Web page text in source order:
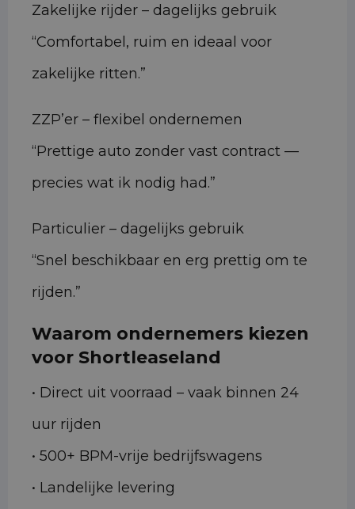
Zakelijke rijder – dagelijks gebruik
“Comfortabel, ruim en ideaal voor
zakelijke ritten.”
ZZP’er – flexibel ondernemen
“Prettige auto zonder vast contract —
precies wat ik nodig had.”
Particulier – dagelijks gebruik
“Snel beschikbaar en erg prettig om te
rijden.”
Waarom ondernemers kiezen
voor Shortleaseland
• Direct uit voorraad – vaak binnen 24
uur rijden
• 500+ BPM-vrije bedrijfswagens
• Landelijke levering